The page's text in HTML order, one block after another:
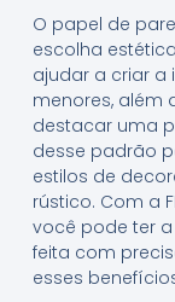
O papel de
escolha
ajudar a criar a
menores, além
destacar uma
desse padrão
estilos de
rústico. Com a
você pode ter
feita com
esses